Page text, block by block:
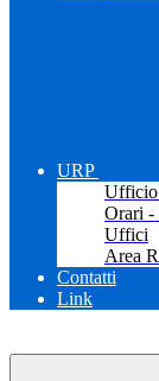
URP
Ufficio
Orari -
Uffici
Area
Contatti
Link